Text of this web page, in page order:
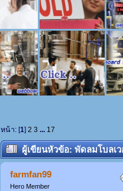
หน้า: [1] 2 3 ... 17
ผู้เขียนหัวข้อ: พัดลมโบลเว
farmfan99
Hero Member